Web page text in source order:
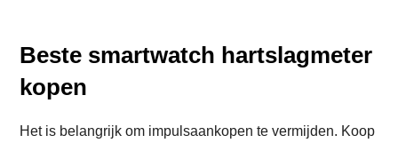
Beste smartwatch hartslagmeter
kopen
Het is belangrijk om impulsaankopen te vermijden. Koop